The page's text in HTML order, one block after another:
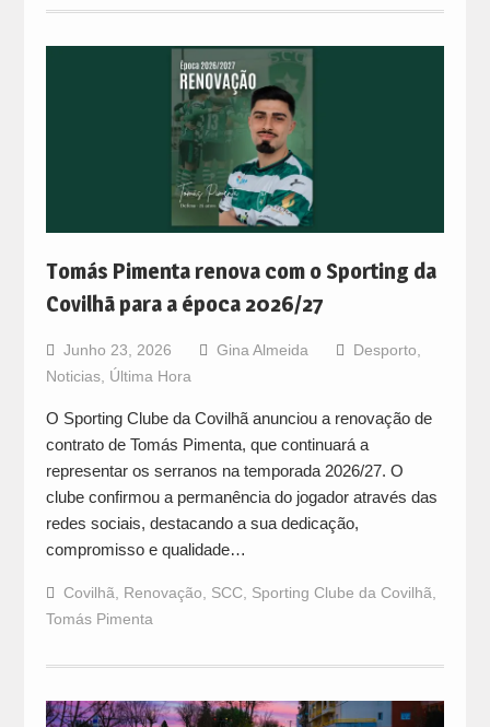
Tomás Pimenta renova com o Sporting da
Covilhã para a época 2026/27
Junho 23, 2026 Gina Almeida Desporto
Noticias, Última Hora
O Sporting Clube da Covilhã anunciou a renovação de
contrato de Tomás Pimenta, que continuará a
representar os serranos na temporada 2026/27. O
clube confirmou a permanência do jogador através das
redes sociais, destacando a sua dedicação,
compromisso e qualidade…
Covilhã Renovação SCC, Sporting Clube da Covilhã
Tomás Pimenta